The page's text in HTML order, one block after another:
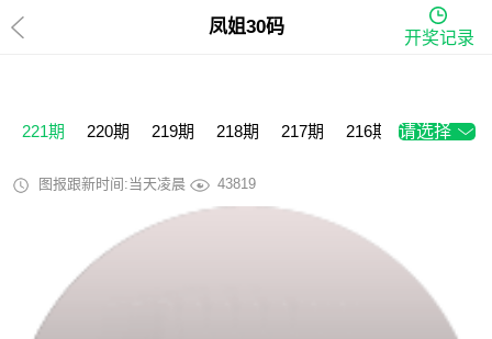
凤姐30码
开奖记录
221期 220期 219期 218期 217期 216期 215期
请选择
图报跟新时间:当天凌晨 43819